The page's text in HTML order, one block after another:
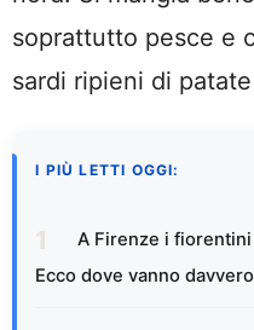
soprattutto pesce e
sardi ripieni di
I PIÙ LETTI OGGI:
A Firenze i
Ecco dove vanno davvero